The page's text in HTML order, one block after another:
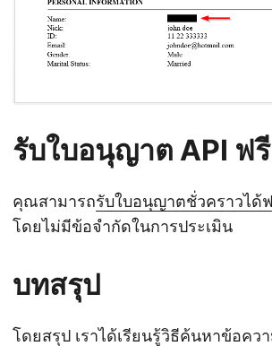
รับใบอนุญาต API ฟรี
คุณสามารถรับใบอนุญาตชั่วคราวได้
โดยไม่มีข้อจำกัดในการประเมิน
บทสรุป
โดยสรุป เราได้เรียนรู้วิธีค้นหาข้อคว